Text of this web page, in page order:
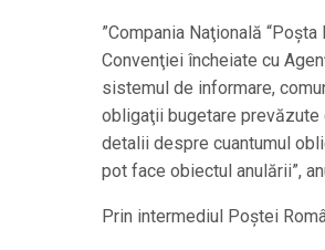
”Compania Naţională
Convenţiei încheiate cu
sistemul de informare,
obligaţii bugetare prevăzute
detalii despre cuantumul
pot face obiectul anulării”,
Prin intermediul Poştei